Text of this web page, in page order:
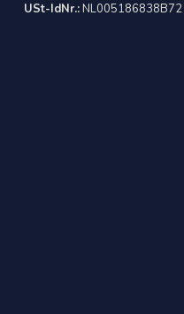
USt-IdNr.:NL005186838B72